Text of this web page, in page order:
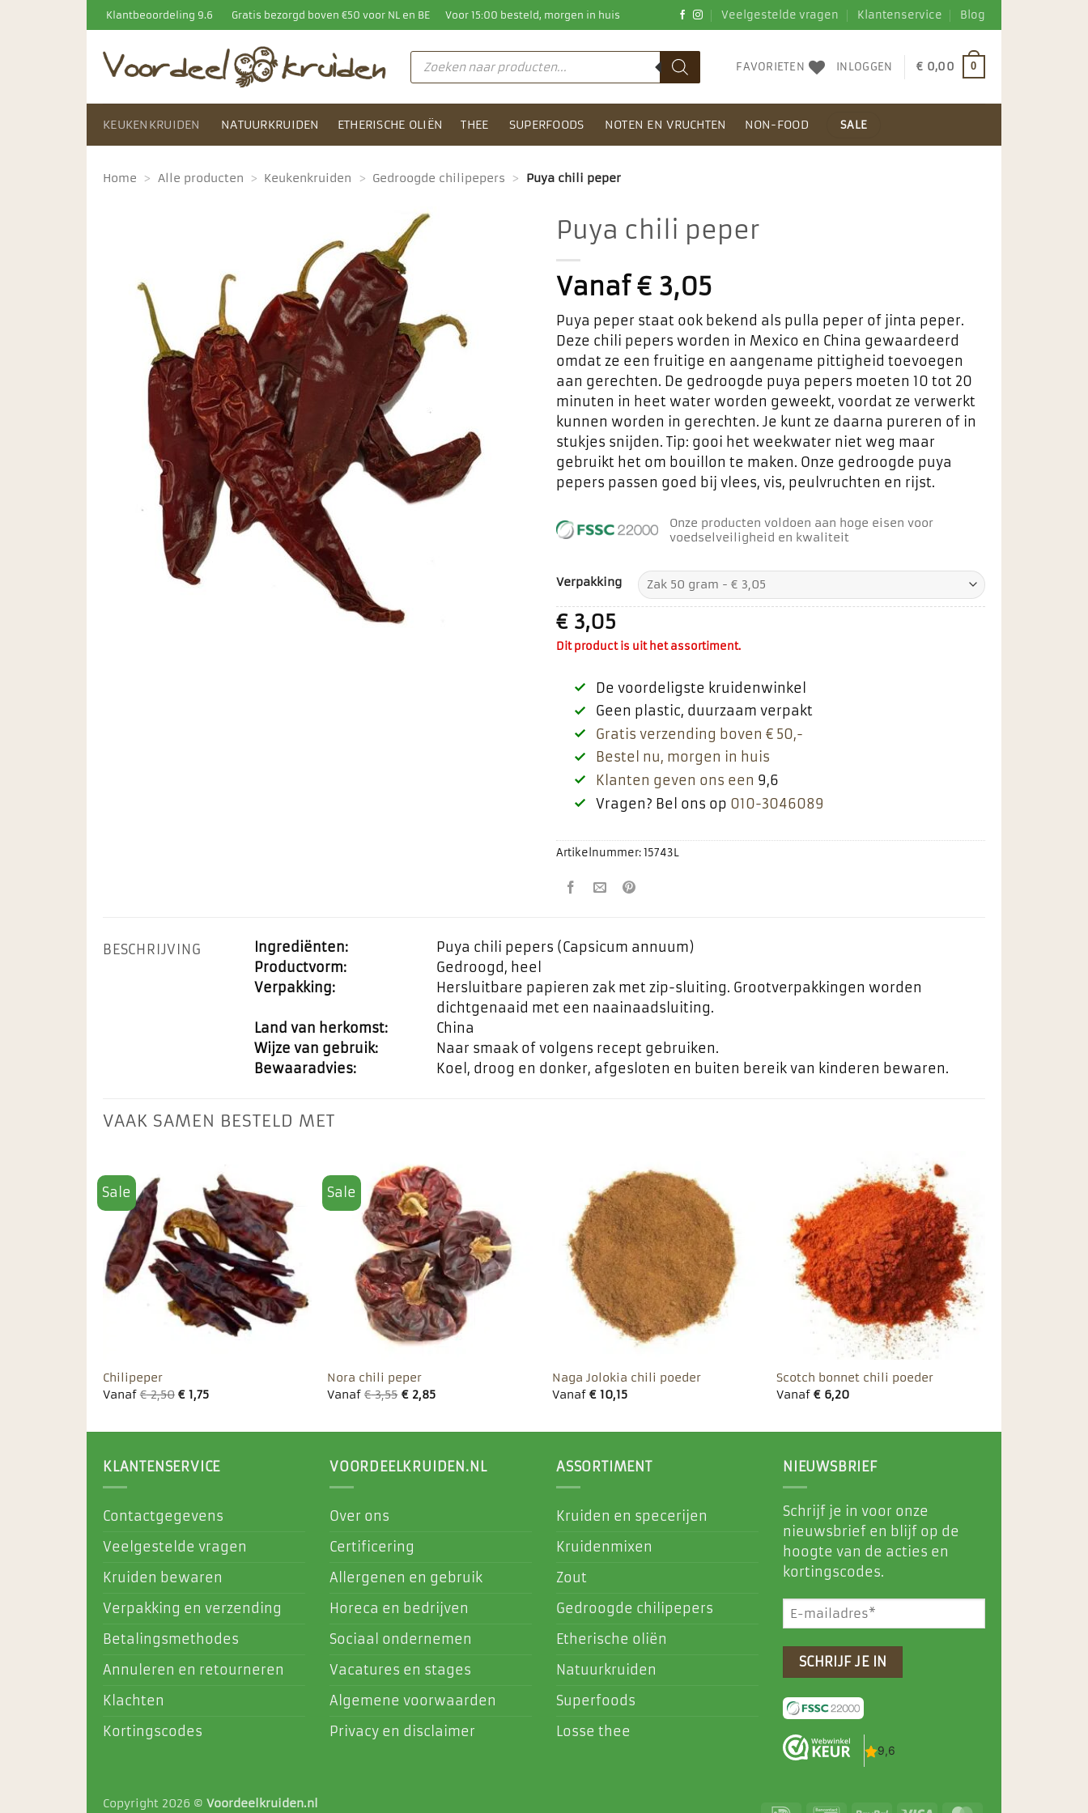
naar
inhoud
Klantbeoordeling 9.6 Gratis bezorgd boven €50 voor NL en BE Voor 15:00 besteld, morgen in huis Veelgestelde vragen Klantenservice Blog
Producten
zoeken FAVORIETEN INLOGGEN € 0,00 0
KEUKENKRUIDEN NATUURKRUIDEN ETHERISCHE OLIËN THEE SUPERFOODS NOTEN EN VRUCHTEN NON-FOOD SALE
Home > Alle producten > Keukenkruiden > Gedroogde chilipepers > Puya chili peper
Puya chili peper
Vanaf€3,05
Puya peper staat ook bekend als pulla peper of jinta peper.
Deze chili pepers worden in Mexico en China gewaardeerd
omdat ze een fruitige en aangename pittigheid toevoegen
aan gerechten. De gedroogde puya pepers moeten 10 tot 20
minuten in heet water worden geweekt, voordat ze verwerkt
kunnen worden in gerechten. Je kunt ze daarna pureren of in
stukjes snijden. Tip: gooi het weekwater niet weg maar
gebruikt het om bouillon te maken. Onze gedroogde puya
pepers passen goed bij vlees, vis, peulvruchten en rijst.
Onze producten voldoen aan hoge eisen voor
voedselveiligheid en kwaliteit
Verpakking
€3,05
Dit product is uit het assortiment.
De voordeligste kruidenwinkel
Geen plastic, duurzaam verpakt
Gratis verzending boven € 50,-
Bestel nu, morgen in huis
Klanten geven ons een 9,6
Vragen? Bel ons op 010-3046089
Artikelnummer:15743L
BESCHRIJVING Ingrediënten:
Puya chili pepers (Capsicum annuum)
Productvorm:
Gedroogd, heel
Verpakking:
Hersluitbare papieren zak met zip-sluiting. Grootverpakkingen worden
dichtgenaaid met een naainaadsluiting.
Land van herkomst:
China
Wijze van gebruik:
Naar smaak of volgens recept gebruiken.
Bewaaradvies:
Koel, droog en donker, afgesloten en buiten bereik van kinderen bewaren.
VAAK SAMEN BESTELD MET
Sale
Toevoegen
aan
favorieten
Chilipeper
Vanaf€2,50 €1,75
Sale
favorieten
Nora chili peper
Vanaf€3,55 €2,85
Toevoegen
aan
favorieten
Naga Jolokia chili poeder
Vanaf €10,15
Toevoegen
aan
favorieten
Scotch bonnet chili poeder
Vanaf€6,20
KLANTENSERVICE
Contactgegevens
Veelgestelde vragen
Kruiden bewaren
Verpakking en verzending
Betalingsmethodes
Annuleren en retourneren
Klachten
Kortingscodes
VOORDEELKRUIDEN.NL
Over ons
Certificering
Allergenen en gebruik
Horeca en bedrijven
Sociaal ondernemen
Vacatures en stages
Algemene voorwaarden
Privacy en disclaimer
ASSORTIMENT
Kruiden en specerijen
Kruidenmixen
Zout
Gedroogde chilipepers
Etherische oliën
Natuurkruiden
Superfoods
Losse thee
NIEUWSBRIEF
Schrijf je in voor onze
nieuwsbrief en blijf op de
hoogte van de acties en
kortingscodes.
E-
mailadres
(Vereist)
Copyright 2026 © Voordeelkruiden.nl